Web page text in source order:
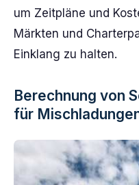
um Zeitpläne und
Märkten und
Einklang zu halten.
Berechnung von
für